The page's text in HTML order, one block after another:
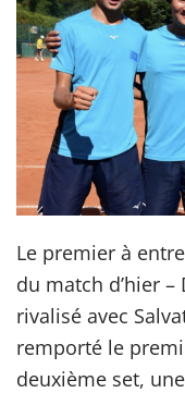
Le premier à
du match d’hier
rivalisé avec
remporté le
deuxième set,